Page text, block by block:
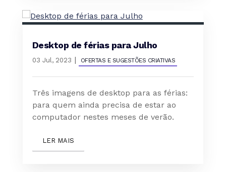
Desktop de férias para Julho
03 Jul, 2023 | OFERTAS E SUGESTÕES CRIATIVAS
Três imagens de desktop para as férias:
para quem ainda precisa de estar ao
computador nestes meses de verão.
LER MAIS